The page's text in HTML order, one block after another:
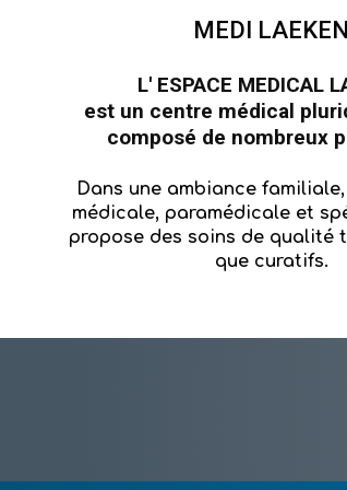
MEDI LAEKEN
L' ESPACE MEDICAL
est un centre médical
composé de nombreux
Dans une ambiance
médicale, paramédicale et
propose des soins de qualité
que curatifs.